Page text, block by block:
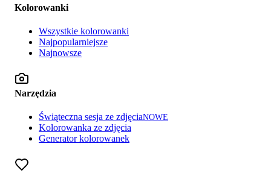
Kolorowanki
Wszystkie kolorowanki
Najpopularniejsze
Najnowsze
Narzędzia
Świąteczna sesja ze zdjęciaNOWE
Kolorowanka ze zdjęcia
Generator kolorowanek